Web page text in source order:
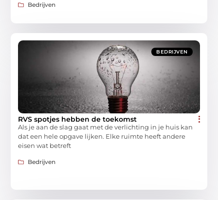
Bedrijven
BEDRIJVEN
RVS spotjes hebben de toekomst
Als je aan de slag gaat met de verlichting in je huis kan
dat een hele opgave lijken. Elke ruimte heeft andere
eisen wat betreft
Bedrijven